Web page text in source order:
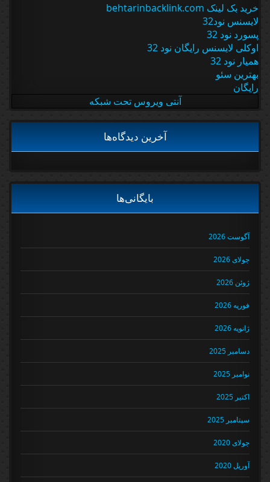
خرید بک لینک behtarinbacklink.com
لایسنس نود32
پسورد نود 32
اوکلی لایسنس رایگان نود 32
همیار نود 32
بهترین سئو
رایگان
آنتی ویروس تحت شبکه
آخرین دیدگاه‌ها
بایگانی‌ها
آگوست 2026
جولای 2026
ژوئن 2026
فوریه 2026
ژانویه 2026
دسامبر 2025
نوامبر 2025
اکتبر 2025
سپتامبر 2025
جولای 2020
آوریل 2020